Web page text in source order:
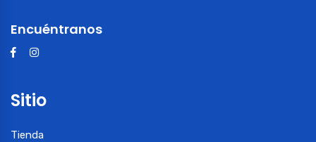
Encuéntranos
Sitio
Tienda